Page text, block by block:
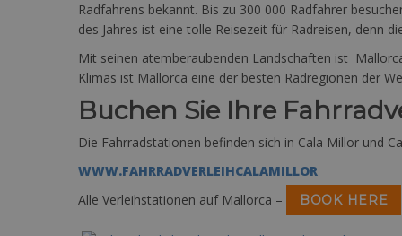
Radfahrens bekannt. Bis zu 300 000 Radfahrer
des Jahres ist eine tolle Reisezeit für Radreisen, denn
Mit seinen atemberaubenden Landschaften ist
Klimas ist Mallorca eine der besten Radregionen der
Buchen Sie Ihre
Die Fahrradstationen befinden sich in Cala Millor und
WWW.FAHRRADVERLEIHCALAMILLOR
Alle Verleihstationen auf Mallorca –
BOOK HERE